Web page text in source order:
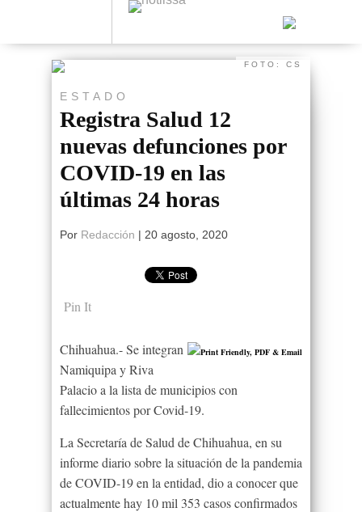
FOTO: CS
ESTADO
Registra Salud 12
nuevas defunciones por
COVID-19 en las
últimas 24 horas
Por Redacción | 20 agosto, 2020
Pin It
Chihuahua.- Se integran
Namiquipa y Riva
Palacio a la lista de municipios con
fallecimientos por Covid-19.
La Secretaría de Salud de Chihuahua, en su
informe diario sobre la situación de la pandemia
de COVID-19 en la entidad, dio a conocer que
actualmente hay 10 mil 353 casos confirmados